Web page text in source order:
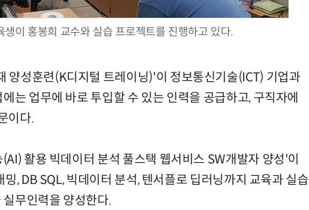
이 홍봉희 교수와 실습 프로젝트를 진행하고 있다.
양성훈련(K디지털 트레이닝)'이 정보통신기술(ICT) 기업과
는 업무에 바로 투입할 수 있는 인력을 공급하고, 구직자에
이다.
활용 빅데이터 분석 풀스택 웹서비스 SW개발자 양성'이
, DB SQL, 빅데이터 분석, 텐서플로 딥러닝까지 교육과 실습
무인력을 양성한다.
AI Native Enterprise를 지원하는 AI Ready Data 플랫폼 활용 전략